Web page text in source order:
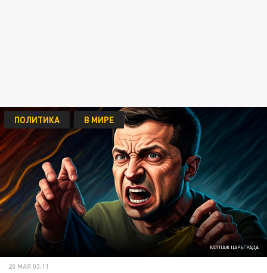
КОЛЛАЖ ЦАРЬГРАДА
ПОЛИТИКА В МИРЕ
20 МАЯ 03:11